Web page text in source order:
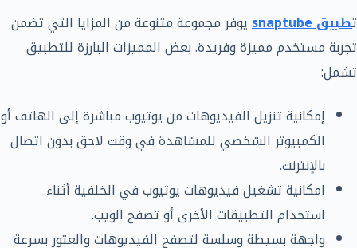
تطبيق snaptube
يوفر مجموعة متنوعة من المزايا التي تضمن
تجربة مستخدم مميزة وفريدة. بعض المميزات البارزة للتطبيق
تشمل:
إمكانية تنزيل الفيديوهات من يوتيوب مباشرة إلى الهاتف أو
الكمبيوتر الشخصي للمشاهدة في وقت لاحق بدون اتصال
بالإنترنت.
امكانية تشغيل فيديوهات يوتيوب في الخلفية أثناء
استخدام التطبيقات الأخرى أو تصفح الويب.
واجهة بسيطة وسلسة لتصفح الفيديوهات والعثور بسرعة